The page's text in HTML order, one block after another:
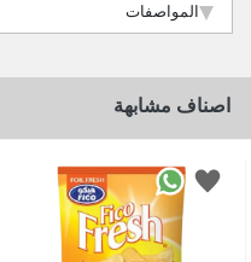
المواصفات
اصناف مشابهة